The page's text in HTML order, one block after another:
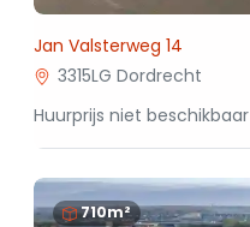
Jan Valsterweg 14
3315LG Dordrecht
Huurprijs niet beschikbaar
710m²